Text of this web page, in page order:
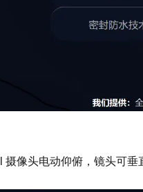
l 摄像头电动仰俯，镜头可垂